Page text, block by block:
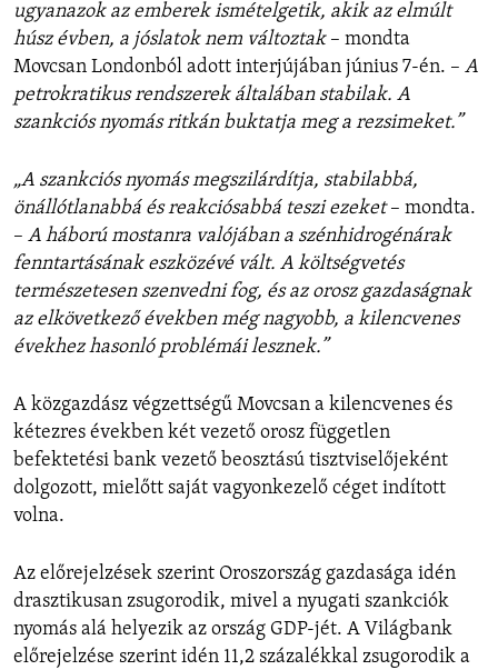
ugyanazok az emberek ismételgetik, akik az elmúlt
húsz évben, a jóslatok nem változtak– mondta
Movcsan Londonból adott interjújában június 7-én. – A
petrokratikus rendszerek általában stabilak. A
szankciós nyomás ritkán buktatja meg a rezsimeket.”
„A szankciós nyomás megszilárdítja, stabilabbá,
önállótlanabbá és reakciósabbá teszi ezeket– mondta.
– A háború mostanra valójában a szénhidrogénárak
fenntartásának eszközévé vált. A költségvetés
természetesen szenvedni fog, és az orosz gazdaságnak
az elkövetkező években még nagyobb, a kilencvenes
évekhez hasonló problémái lesznek.”
A közgazdász végzettségű Movcsan a kilencvenes és
kétezres években két vezető orosz független
befektetési bank vezető beosztású tisztviselőjeként
dolgozott, mielőtt saját vagyonkezelő céget indított
volna.
Az előrejelzések szerint Oroszország gazdasága idén
drasztikusan zsugorodik, mivel a nyugati szankciók
nyomás alá helyezik az ország GDP-jét. A Világbank
előrejelzése szerint idén 11,2 százalékkal zsugorodik a